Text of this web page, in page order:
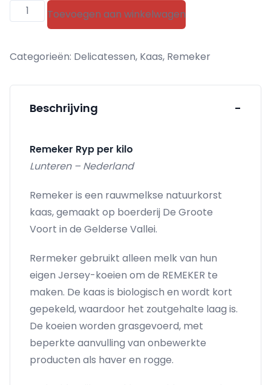
Remeker
Kaas
Remeker
aantal
Toevoegen aan winkelwagen
Categorieën: Delicatessen, Kaas, Remeker
Beschrijving -
Remeker Ryp per kilo
Lunteren – Nederland
Remeker is een rauwmelkse natuurkorst
kaas, gemaakt op boerderij De Groote
Voort in de Gelderse Vallei.
Rermeker gebruikt alleen melk van hun
eigen Jersey-koeien om de REMEKER te
maken. De kaas is biologisch en wordt kort
gepekeld, waardoor het zoutgehalte laag is.
De koeien worden grasgevoerd, met
beperkte aanvulling van onbewerkte
producten als haver en rogge.